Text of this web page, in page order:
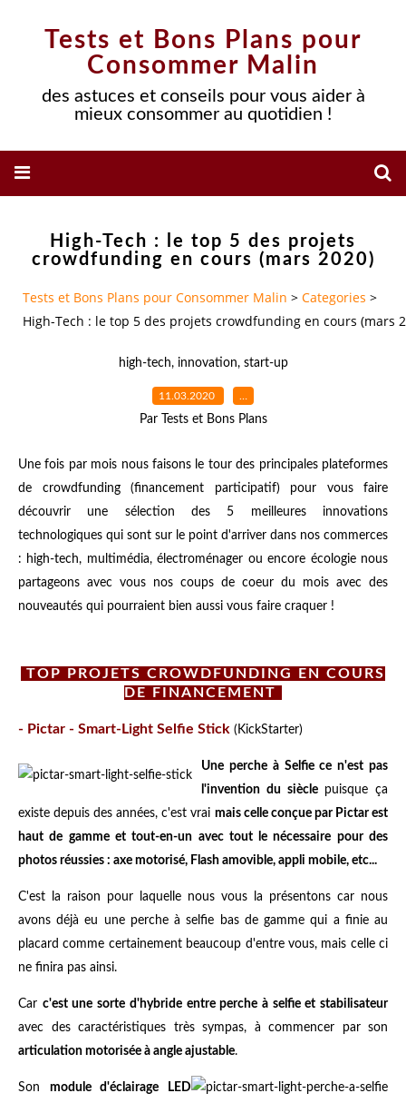
Tests et Bons Plans pour
Consommer Malin
des astuces et conseils pour vous aider à
mieux consommer au quotidien !
High-Tech : le top 5 des projets
crowdfunding en cours (mars 2020)
Tests et Bons Plans pour Consommer Malin > Categories >
High-Tech : le top 5 des projets crowdfunding en cours (mars
high-tech, innovation, start-up
11.03.2020 …
Par Tests et Bons Plans
Une fois par mois nous faisons le tour des principales plateformes
de crowdfunding (financement participatif) pour vous faire
découvrir une sélection des 5 meilleures innovations
technologiques qui sont sur le point d'arriver dans nos commerces
: high-tech, multimédia, électroménager ou encore écologie nous
partageons avec vous nos coups de coeur du mois avec des
nouveautés qui pourraient bien aussi vous faire craquer !
TOP PROJETS CROWDFUNDING EN COURS
DE FINANCEMENT
- Pictar - Smart-Light Selfie Stick (KickStarter)
Une perche à Selfie ce n'est pas
l'invention du sièclepuisque ça
existe depuis des années, c'est vrai mais celle conçue par Pictar est
haut de gamme et tout-en-un avec tout le nécessaire pour des
photos réussies : axe motorisé, Flash amovible, appli mobile, etc...
C'est la raison pour laquelle nous vous la présentons car nous
avons déjà eu une perche à selfie bas de gamme qui a finie au
placard comme certainement beaucoup d'entre vous, mais celle ci
ne finira pas ainsi.
Car c'est une sorte d'hybride entre perche à selfie et stabilisateur
avec des caractéristiques très sympas, à commencer par son
articulation motorisée à angle ajustable.
Son module d'éclairage LED